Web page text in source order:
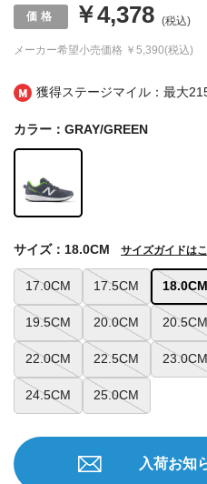
獲得ステージマイル：最大
メーカー希望小売価格 ￥5,390(税込)
￥4,378 (税込)
カラー：GRAY/GREEN
17.0CM 17.5CM 18.0CM
19.5CM 20.0CM 20.5CM
22.0CM 22.5CM 23.0CM
24.5CM 25.0CM
サイズ：18.0CM サイズガイドは
入荷お知